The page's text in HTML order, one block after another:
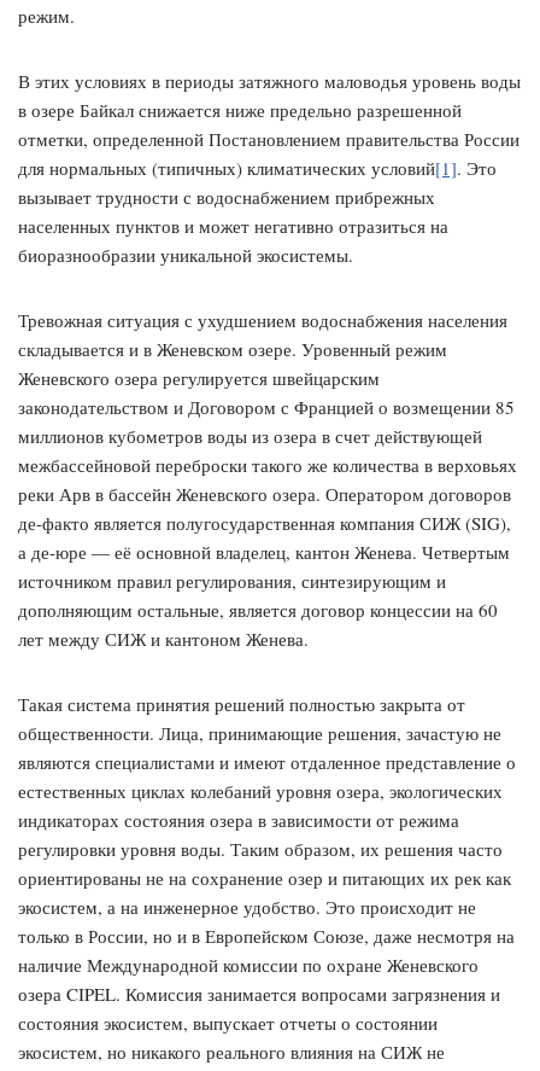
режим.
В этих условиях в периоды затяжного маловодья уровень воды
в озере Байкал снижается ниже предельно разрешенной
отметки, определенной Постановлением правительства России
для нормальных (типичных) климатических условий[1]. Это
вызывает трудности с водоснабжением прибрежных
населенных пунктов и может негативно отразиться на
биоразнообразии уникальной экосистемы.
Тревожная ситуация с ухудшением водоснабжения населения
складывается и в Женевском озере. Уровенный режим
Женевского озера регулируется швейцарским
законодательством и Договором с Францией о возмещении 85
миллионов кубометров воды из озера в счет действующей
межбассейновой переброски такого же количества в верховьях
реки Арв в бассейн Женевского озера. Оператором договоров
де-факто является полугосударственная компания СИЖ (SIG),
а де-юре — её основной владелец, кантон Женева. Четвертым
источником правил регулирования, синтезирующим и
дополняющим остальные, является договор концессии на 60
лет между СИЖ и кантоном Женева.
Такая система принятия решений полностью закрыта от
общественности. Лица, принимающие решения, зачастую не
являются специалистами и имеют отдаленное представление о
естественных циклах колебаний уровня озера, экологических
индикаторах состояния озера в зависимости от режима
регулировки уровня воды. Таким образом, их решения часто
ориентированы не на сохранение озер и питающих их рек как
экосистем, а на инженерное удобство. Это происходит не
только в России, но и в Европейском Союзе, даже несмотря на
наличие Международной комиссии по охране Женевского
озера CIPEL. Комиссия занимается вопросами загрязнения и
состояния экосистем, выпускает отчеты о состоянии
экосистем, но никакого реального влияния на СИЖ не